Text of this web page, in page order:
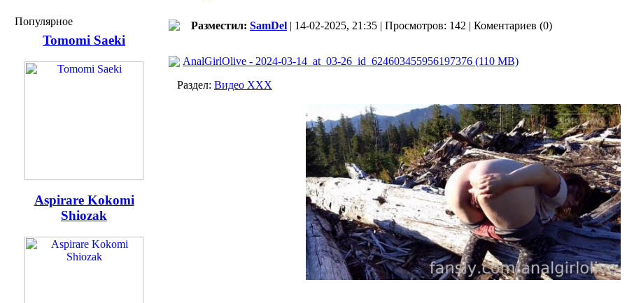
Популярное
Tomomi Saeki
Aspirare Kokomi
Shiozak
Разместил: SamDel | 14-02-2025, 21:35 | Просмотров: 142 | Коментариев (0)
AnalGirlOlive - 2024-03-14_at_03-26_id_624603455956197376 (110 MB)
Раздел: Видео ХХХ